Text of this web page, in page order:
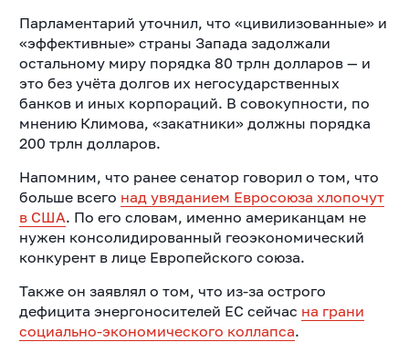
Парламентарий уточнил, что «цивилизованные» и
«эффективные» страны Запада задолжали
остальному миру порядка 80 трлн долларов — и
это без учёта долгов их негосударственных
банков и иных корпораций. В совокупности, по
мнению Климова, «закатники» должны порядка
200 трлн долларов.
Напомним, что ранее сенатор говорил о том, что
больше всего над увяданием Евросоюза хлопочут
в США. По его словам, именно американцам не
нужен консолидированный геоэкономический
конкурент в лице Европейского союза.
Также он заявлял о том, что из-за острого
дефицита энергоносителей ЕС сейчас на грани
социально-экономического коллапса.